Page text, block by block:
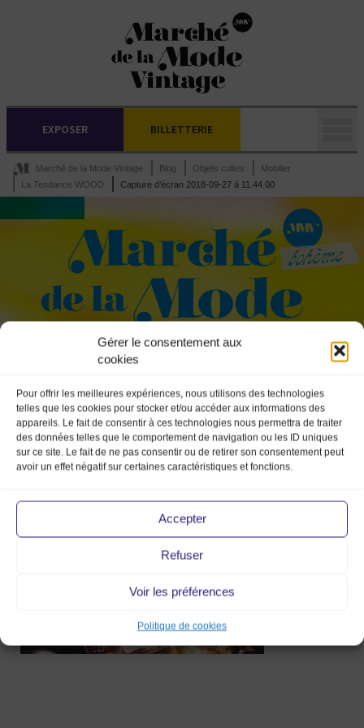
Gérer le consentement aux
cookies
Pour offrir les meilleures expériences, nous utilisons des technologies
telles que les cookies pour stocker et/ou accéder aux informations des
appareils. Le fait de consentir à ces technologies nous permettra de traiter
des données telles que le comportement de navigation ou les ID uniques
sur ce site. Le fait de ne pas consentir ou de retirer son consentement peut
avoir un effet négatif sur certaines caractéristiques et fonctions.
Accepter
Refuser
Voir les préférences
Politique de cookies
EXPOSER BILLETTERIE
Marché de la Mode Vintage Blog Objets cultes
Mobilier
La Tendance WOOD
Capture d’écran 2018-09-27 à 11.44.00
Capture d’écran
2018-09-27 à 11.44.00
27 Sep 2018